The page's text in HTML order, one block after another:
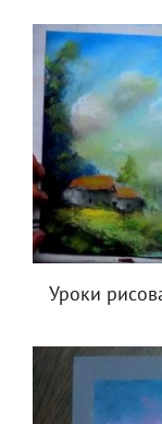
Уроки